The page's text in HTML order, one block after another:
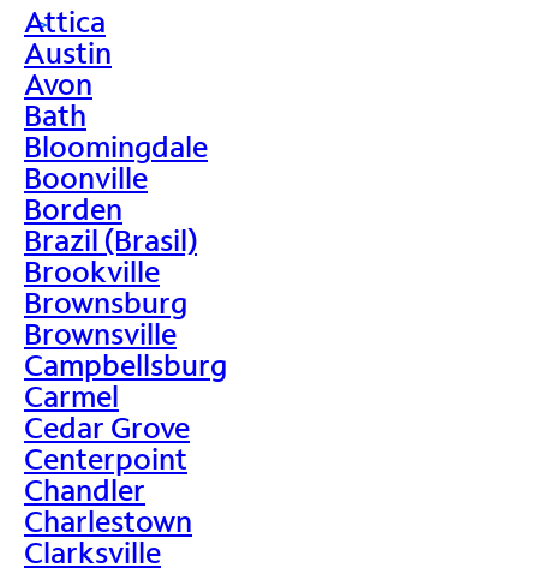
>
Attica
Austin
Avon
Bath
Bloomingdale
Boonville
Borden
Brazil (Brasil)
Brookville
Brownsburg
Brownsville
Campbellsburg
Carmel
Cedar Grove
Centerpoint
Chandler
Charlestown
Clarksville